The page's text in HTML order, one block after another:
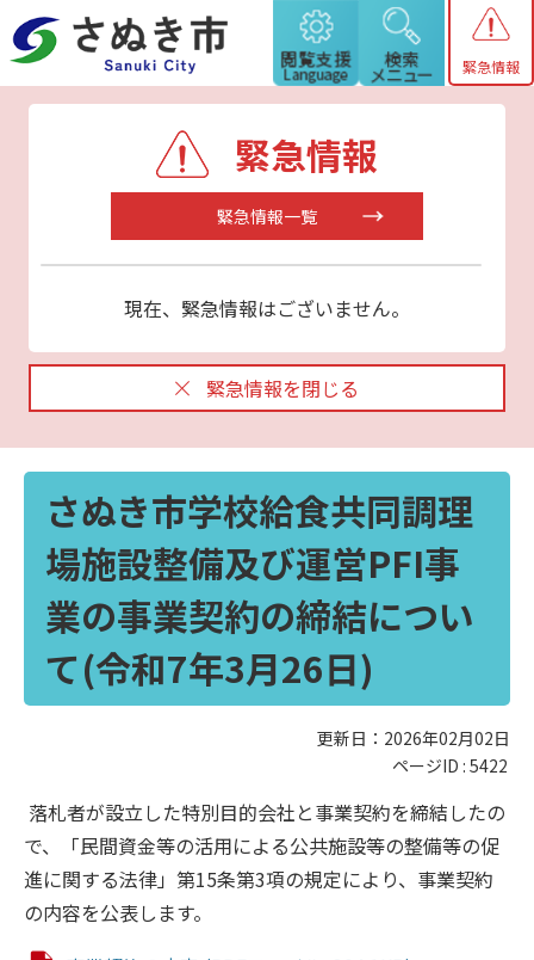
緊急情報
緊急情報
緊急情報一覧
現在、緊急情報はございません。
緊急情報を閉じる
さぬき市学校給食共同調理
場施設整備及び運営PFI事
業の事業契約の締結につい
て(令和7年3月26日)
更新日：2026年02月02日
ページID : 5422
落札者が設立した特別目的会社と事業契約を締結したの
で、「民間資金等の活用による公共施設等の整備等の促
進に関する法律」第15条第3項の規定により、事業契約
の内容を公表します。